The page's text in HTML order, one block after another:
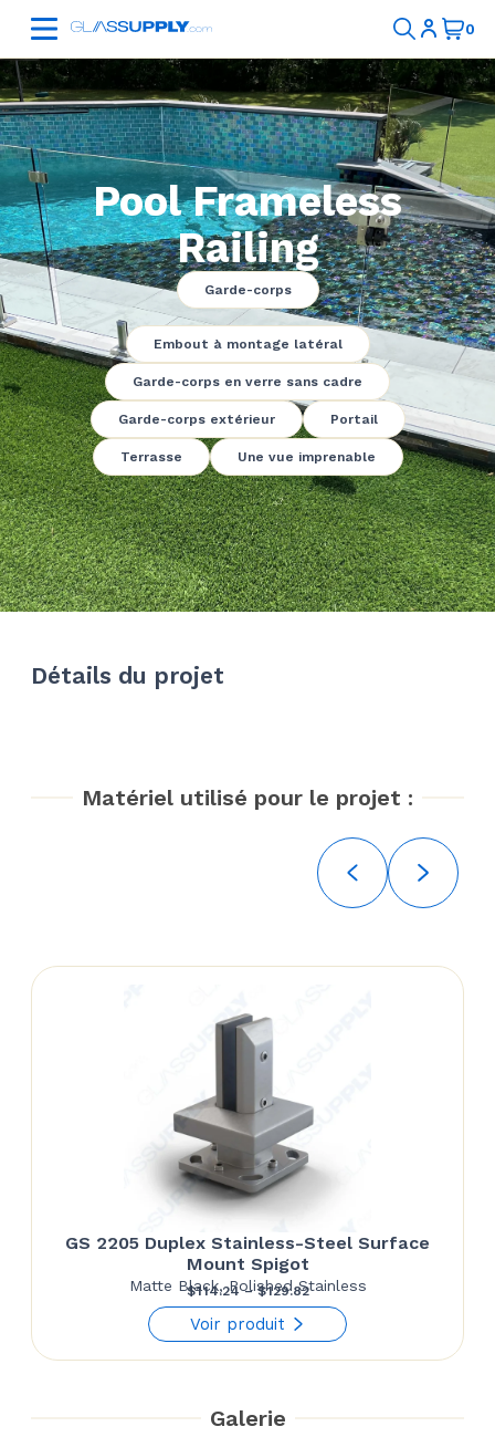
Pool Frameless
Railing
Garde-corps
Embout à montage latéral
Garde-corps en verre sans cadre
Garde-corps extérieur Portail
Terrasse Une vue imprenable
Détails du projet
Matériel utilisé pour le projet :
GS 2205 Duplex Stainless-Steel Surface
Mount Spigot
Matte Black, Polished Stainless
$114.24 – $129.82Price
range:
Voir produit
Galerie